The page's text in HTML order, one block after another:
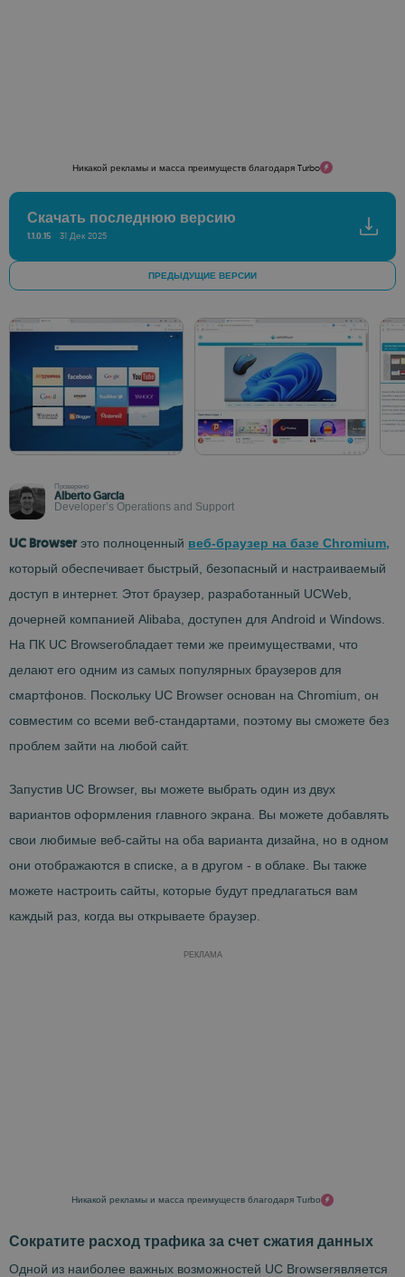
Никакой рекламы и масса преимуществ благодаря Turbo
Скачать последнюю версию
1.1.0.15 31 Дек 2025
ПРЕДЫДУЩИЕ ВЕРСИИ
Проверено
Alberto García
Developer’s Operations and Support
UC Browserэто полноценный веб-браузер на базе Chromium,
который обеспечивает быстрый, безопасный и настраиваемый
доступ в интернет. Этот браузер, разработанный UCWeb,
дочерней компанией Alibaba, доступен для Android и Windows.
На ПК UC Browserобладает теми же преимуществами, что
делают его одним из самых популярных браузеров для
смартфонов. Поскольку UC Browser основан на Chromium, он
совместим со всеми веб-стандартами, поэтому вы сможете без
проблем зайти на любой сайт.
Запустив UC Browser, вы можете выбрать один из двух
вариантов оформления главного экрана. Вы можете добавлять
свои любимые веб-сайты на оба варианта дизайна, но в одном
они отображаются в списке, а в другом - в облаке. Вы также
можете настроить сайты, которые будут предлагаться вам
каждый раз, когда вы открываете браузер.
РЕКЛАМА
Никакой рекламы и масса преимуществ благодаря Turbo
Сократите расход трафика за счет сжатия данных
Одной из наиболее важных возможностей UC Browserявляется